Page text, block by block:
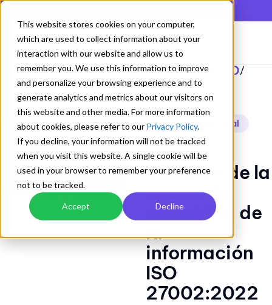
This website stores cookies on your computer,
which are used to collect information about your
interaction with our website and allow us to
remember you. We use this information to improve
and personalize your browsing experience and to
generate analytics and metrics about our visitors on
this website and other media. For more information
about cookies, please refer to our Privacy Policy.
If you decline, your information will not be tracked
when you visit this website. A single cookie will be
used in your browser to remember your preference
not to be tracked.
Accept Decline
Mejorando los Sistemas de Gestion ISO/
auditoría ambiental
auditoría ambiental
Nuevos
cambios de la
norma de
seguridad de
la
información
ISO
27002:2022